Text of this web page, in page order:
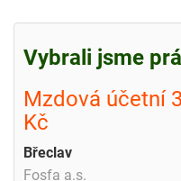
Vybrali jsme
Mzdová účetní
Kč
Břeclav
Fosfa a.s.